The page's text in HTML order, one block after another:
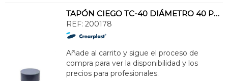
TAPÓN CIEGO TC-40 DIÁMETRO 40 PVC
REF: 200178
Añade al carrito y sigue el proceso de
compra para ver la disponibilidad y los
precios para profesionales.